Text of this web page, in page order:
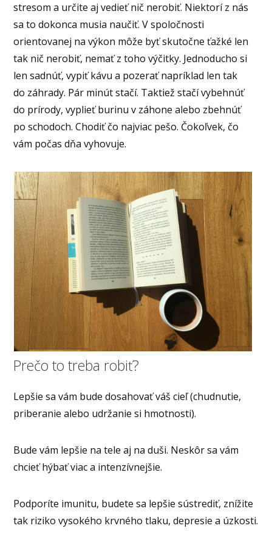
stresom a určite aj vedieť nič nerobiť. Niektorí z nás
sa to dokonca musia naučiť. V spoločnosti
orientovanej na výkon môže byť skutočne ťažké len
tak nič nerobiť, nemať z toho výčitky. Jednoducho si
len sadnúť, vypiť kávu a pozerať napríklad len tak
do záhrady. Pár minút stačí. Taktiež stačí vybehnúť
do prírody, vyplieť burinu v záhone alebo zbehnúť
po schodoch. Chodiť čo najviac pešo. Čokoľvek, čo
vám počas dňa vyhovuje.
Prečo to treba robiť?
Lepšie sa vám bude dosahovať váš cieľ (chudnutie,
priberanie alebo udržanie si hmotnosti).
Bude vám lepšie na tele aj na duši. Neskôr sa vám
chcieť hýbať viac a intenzívnejšie.
Podporíte imunitu, budete sa lepšie sústrediť, znížite
tak riziko vysokého krvného tlaku, depresie a úzkosti.